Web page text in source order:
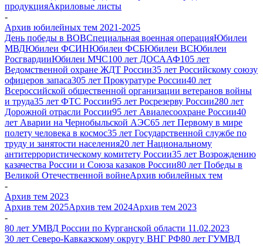
продукцияАкриловые листы
-
Архив юбилейных тем 2021-2025
День победы в ВОВСпециальная военная операцияЮбилеи
МВДЮбилеи ФСИНЮбилеи ФСБЮбилеи ВСЮбилеи
РосгвардииЮбилеи МЧС100 лет ДОСААФ105 лет
Ведомственной охране ЖДТ России35 лет Российскому союзу
офицеров запаса305 лет Прокуратуре России40 лет
Всероссийской общественной организации ветеранов войны
и труда35 лет ФТС России95 лет Росрезерву России280 лет
Дорожной отрасли России95 лет Авиалесоохране России40
лет Аварии на Чернобыльской АЭС65 лет Первому в мире
полету человека в космос35 лет Государственной службе по
труду и занятости населения20 лет Национальному
антитеррористическому комитету России35 лет Возрождению
казачества России и Союза казаков России80 лет Победы в
Великой Отечественной войнеАрхив юбилейных тем
-
Архив тем 2023
Архив тем 2025Архив тем 2024Архив тем 2023
-
80 лет УМВД России по Курганской области 11.02.2023
30 лет Северо-Кавказскому округу ВНГ РФ80 лет ГУМВД